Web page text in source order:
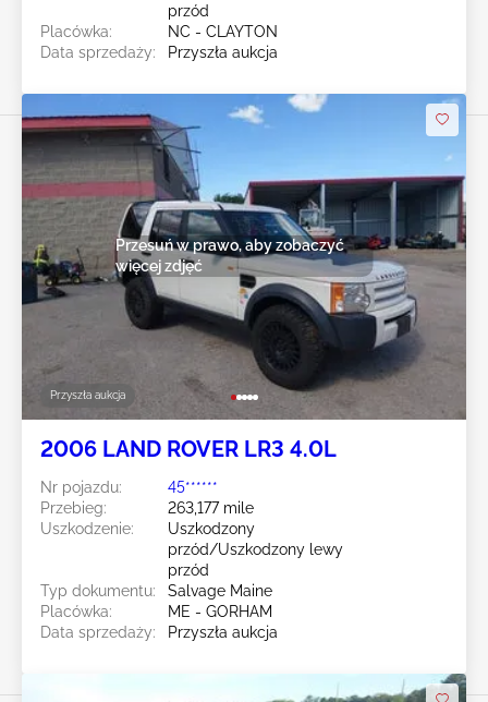
przód
Placówka:
NC - CLAYTON
Data sprzedaży:
Przyszła aukcja
Przyszła aukcja
Przesuń w prawo, aby zobaczyć
więcej zdjęć
2006 LAND ROVER LR3 4.0L
Nr pojazdu:
45******
Przebieg:
263,177 mile
Uszkodzenie:
Uszkodzony
przód/Uszkodzony lewy
przód
Typ dokumentu:
Salvage Maine
Placówka:
ME - GORHAM
Data sprzedaży:
Przyszła aukcja